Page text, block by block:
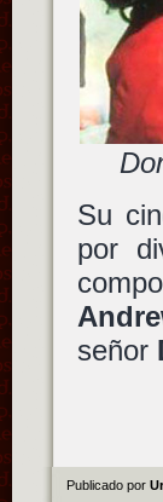
Su
por
señor
Publicado por